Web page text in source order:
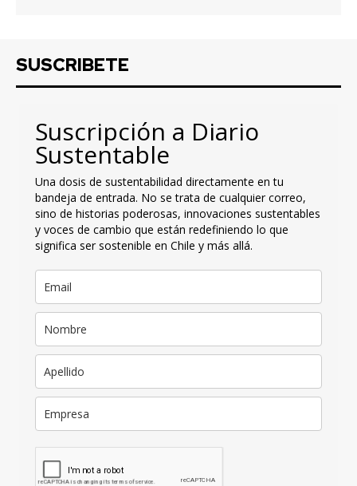
SUSCRIBETE
Suscripción a Diario
Sustentable
Una dosis de sustentabilidad directamente en tu
bandeja de entrada. No se trata de cualquier correo,
sino de historias poderosas, innovaciones sustentables
y voces de cambio que están redefiniendo lo que
significa ser sostenible en Chile y más allá.